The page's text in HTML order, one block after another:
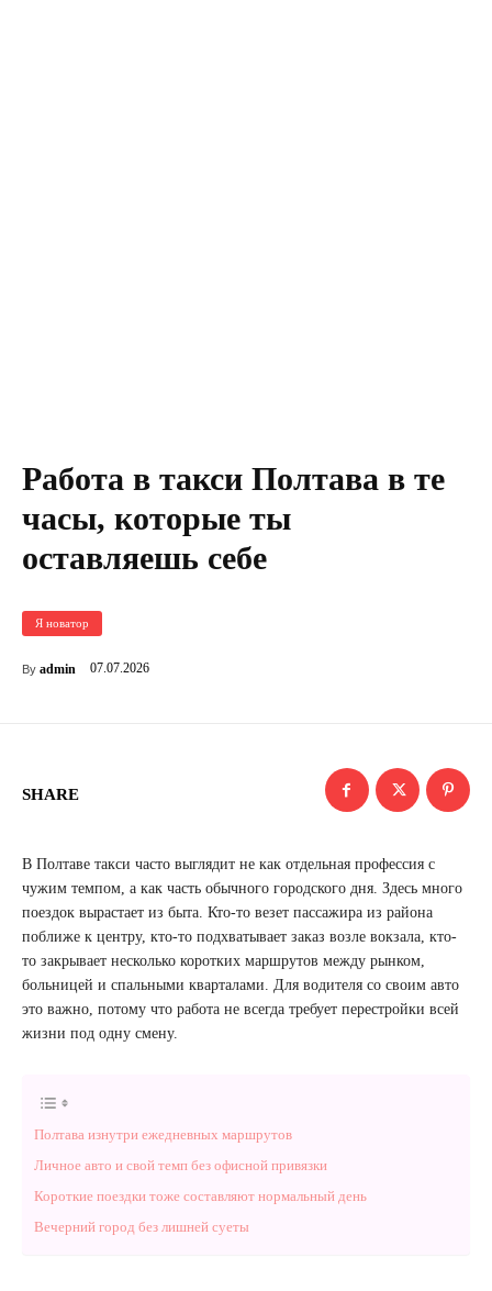
Работа в такси Полтава в те
часы, которые ты
оставляешь себе
Я новатор
By admin 07.07.2026
SHARE
В Полтаве такси часто выглядит не как отдельная профессия с
чужим темпом, а как часть обычного городского дня. Здесь много
поездок вырастает из быта. Кто-то везет пассажира из района
поближе к центру, кто-то подхватывает заказ возле вокзала, кто-
то закрывает несколько коротких маршрутов между рынком,
больницей и спальными кварталами. Для водителя со своим авто
это важно, потому что работа не всегда требует перестройки всей
жизни под одну смену.
Полтава изнутри ежедневных маршрутов
Личное авто и свой темп без офисной привязки
Короткие поездки тоже составляют нормальный день
Вечерний город без лишней суеты